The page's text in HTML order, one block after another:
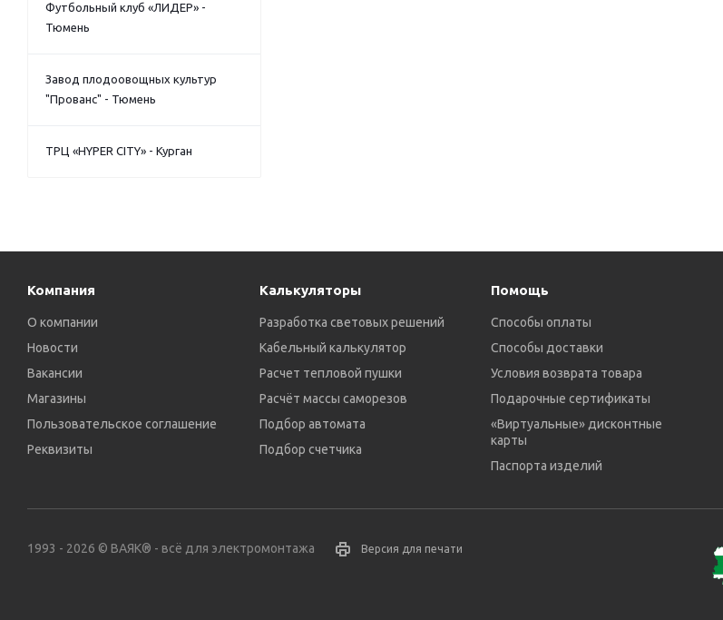
Футбольный клуб «ЛИДЕР» -
Тюмень
Завод плодоовощных культур
"Прованс" - Тюмень
ТРЦ «HYPER CITY» - Курган
Компания
О компании
Новости
Вакансии
Магазины
Пользовательское соглашение
Реквизиты
Калькуляторы
Разработка световых решений
Кабельный калькулятор
Расчет тепловой пушки
Расчёт массы саморезов
Подбор автомата
Подбор счетчика
Помощь
Способы оплаты
Способы доставки
Условия возврата товара
Подарочные сертификаты
«Виртуальные» дисконтные
карты
Паспорта изделий
1993 - 2026 © ВАЯК® - всё для электромонтажа Версия для печати